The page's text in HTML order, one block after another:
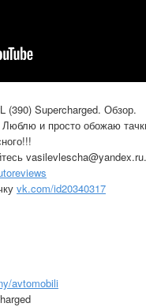
(390) Supercharged. Обзор.
и просто обожаю
vasilevlescha@yandex.ru.
vk.com/id20340317
avtomobili